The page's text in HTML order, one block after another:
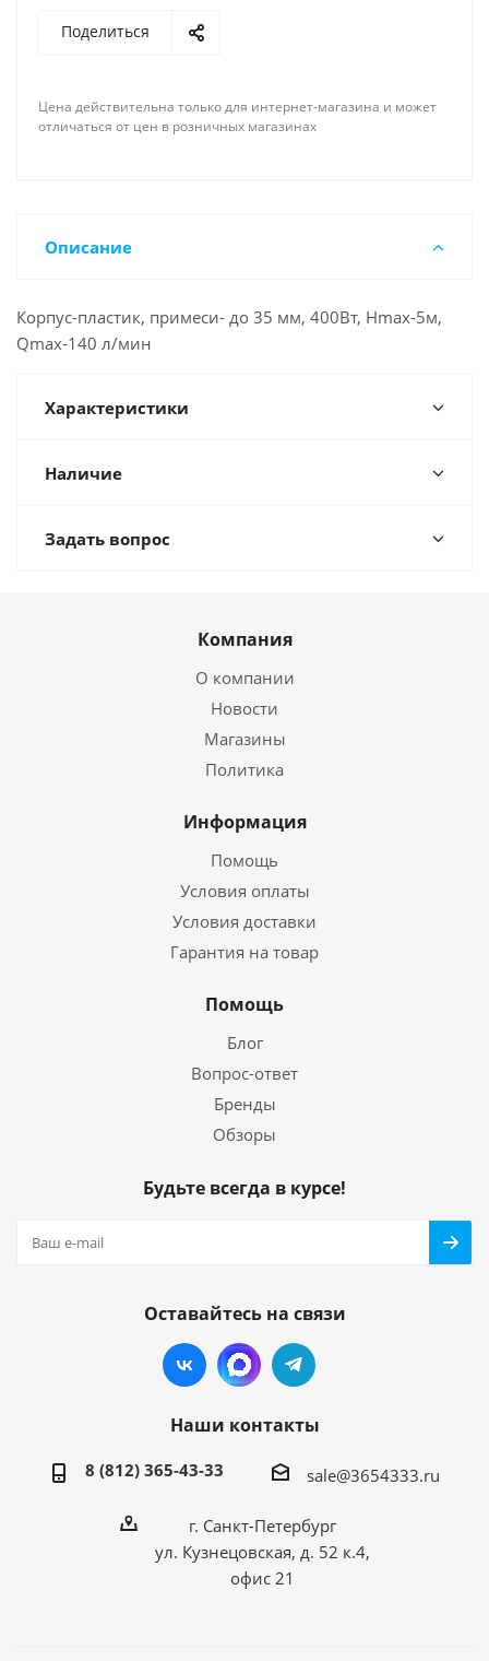
Поделиться
Цена действительна только для интернет-магазина и может
отличаться от цен в розничных магазинах
Описание
Корпус-пластик, примеси- до 35 мм, 400Вт, Hmax-5м,
Qmax-140 л/мин
Характеристики
Наличие
Задать вопрос
Компания
О компании
Новости
Магазины
Политика
Информация
Помощь
Условия оплаты
Условия доставки
Гарантия на товар
Помощь
Блог
Вопрос-ответ
Бренды
Обзоры
Будьте всегда в курсе!
Оставайтесь на связи
Наши контакты
8 (812) 365-43-33 sale@3654333.ru
г. Санкт-Петербург
ул. Кузнецовская, д. 52 к.4,
офис 21